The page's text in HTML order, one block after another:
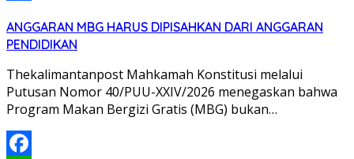
ANGGARAN MBG HARUS DIPISAHKAN DARI ANGGARAN
PENDIDIKAN
Thekalimantanpost Mahkamah Konstitusi melalui
Putusan Nomor 40/PUU-XXIV/2026 menegaskan bahwa
Program Makan Bergizi Gratis (MBG) bukan…